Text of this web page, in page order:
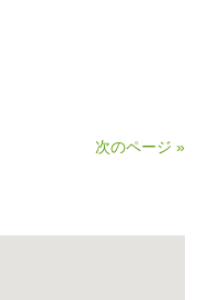
次のページ »